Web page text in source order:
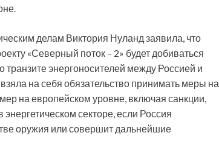
делам Виктория Нуланд заявила, что
«Северный поток – 2» будет добиваться
энергоносителей между Россией и
на себя обязательство принимать меры на
на европейском уровне, включая санкции,
секторе, если Россия
оружия или совершит дальнейшие